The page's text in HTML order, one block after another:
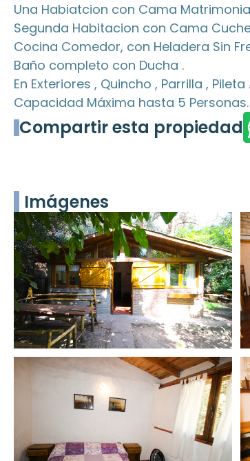
Una Habiatcion con Cama
Segunda Habitacion con Cama
Cocina Comedor, con Heladera Sin
Baño completo con Ducha .
En Exteriores , Quincho , Parrilla , Pileta .
Capacidad Máxima hasta 5
Compartir esta propiedad
Imágenes